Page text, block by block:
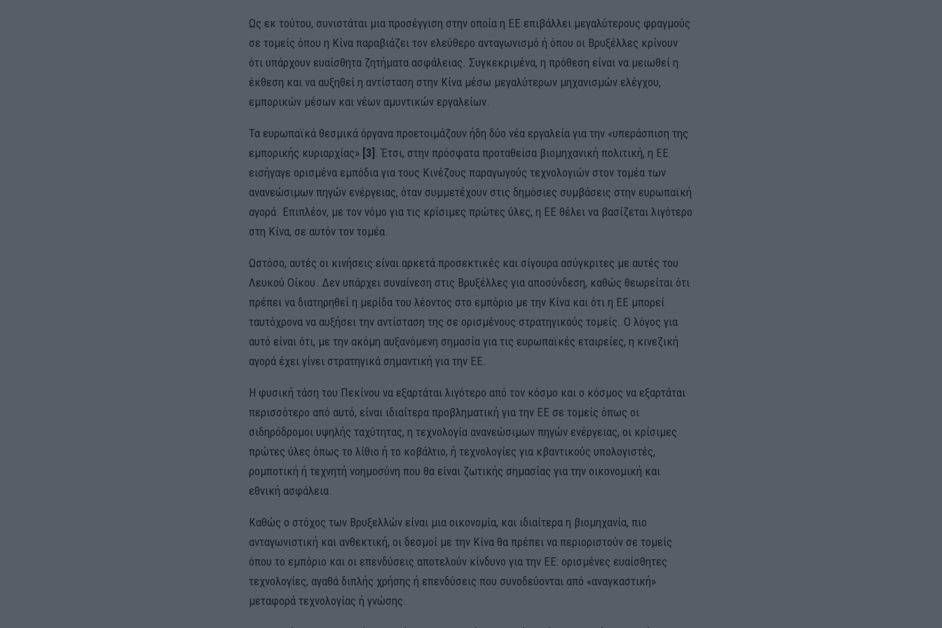
Ως εκ τούτου, συνιστάται μια προσέγγιση στην οποία η ΕΕ επιβάλλει μεγαλύτερους φραγμούς
σε τομείς όπου η Κίνα παραβιάζει τον ελεύθερο ανταγωνισμό ή όπου οι Βρυξέλλες κρίνουν
ότι υπάρχουν ευαίσθητα ζητήματα ασφάλειας. Συγκεκριμένα, η πρόθεση είναι να μειωθεί η
έκθεση και να αυξηθεί η αντίσταση στην Κίνα μέσω μεγαλύτερων μηχανισμών ελέγχου,
εμπορικών μέσων και νέων αμυντικών εργαλείων.
Τα ευρωπαϊκά θεσμικά όργανα προετοιμάζουν ήδη δύο νέα εργαλεία για την «υπεράσπιση της
εμπορικής κυριαρχίας» [3] . Έτσι, στην πρόσφατα προταθείσα βιομηχανική πολιτική, η ΕΕ
εισήγαγε ορισμένα εμπόδια για τους Κινέζους παραγωγούς τεχνολογιών στον τομέα των
ανανεώσιμων πηγών ενέργειας, όταν συμμετέχουν στις δημόσιες συμβάσεις στην ευρωπαϊκή
αγορά. Επιπλέον, με τον νόμο για τις κρίσιμες πρώτες ύλες, η ΕΕ θέλει να βασίζεται λιγότερο
στη Κίνα, σε αυτόν τον τομέα.
Ωστόσο, αυτές οι κινήσεις είναι αρκετά προσεκτικές και σίγουρα ασύγκριτες με αυτές του
Λευκού Οίκου. Δεν υπάρχει συναίνεση στις Βρυξέλλες για αποσύνδεση, καθώς θεωρείται ότι
πρέπει να διατηρηθεί η μερίδα του λέοντος στο εμπόριο με την Κίνα και ότι η ΕΕ μπορεί
ταυτόχρονα να αυξήσει την αντίσταση της σε ορισμένους στρατηγικούς τομείς. Ο λόγος για
αυτό είναι ότι, με την ακόμη αυξανόμενη σημασία για τις ευρωπαϊκές εταιρείες, η κινεζική
αγορά έχει γίνει στρατηγικά σημαντική για την ΕΕ.
Η φυσική τάση του Πεκίνου να εξαρτάται λιγότερο από τον κόσμο και ο κόσμος να εξαρτάται
περισσότερο από αυτό, είναι ιδιαίτερα προβληματική για την ΕΕ σε τομείς όπως οι
σιδηρόδρομοι υψηλής ταχύτητας, η τεχνολογία ανανεώσιμων πηγών ενέργειας, οι κρίσιμες
πρώτες ύλες όπως το λίθιο ή το κοβάλτιο, ή τεχνολογίες για κβαντικούς υπολογιστές,
ρομποτική ή τεχνητή νοημοσύνη που θα είναι ζωτικής σημασίας για την οικονομική και
εθνική ασφάλεια.
Καθώς ο στόχος των Βρυξελλών είναι μια οικονομία, και ιδιαίτερα η βιομηχανία, πιο
ανταγωνιστική και ανθεκτική, οι δεσμοί με την Κίνα θα πρέπει να περιοριστούν σε τομείς
όπου το εμπόριο και οι επενδύσεις αποτελούν κίνδυνο για την ΕΕ: ορισμένες ευαίσθητες
τεχνολογίες, αγαθά διπλής χρήσης ή επενδύσεις που συνοδεύονται από «αναγκαστική»
μεταφορά τεχνολογίας ή γνώσης.